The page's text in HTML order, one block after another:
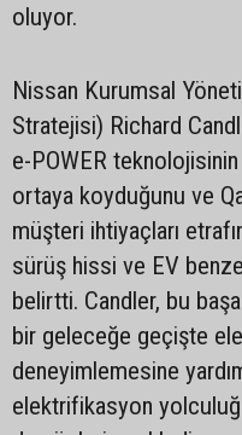
oluyor.
Nissan Kurumsal
Stratejisi) Richard
e-POWER
ortaya koyduğunu ve
müşteri ihtiyaçları
sürüş hissi ve EV
belirtti. Candler, bu
bir geleceğe geçişte
deneyimlemesine
elektrifikasyon